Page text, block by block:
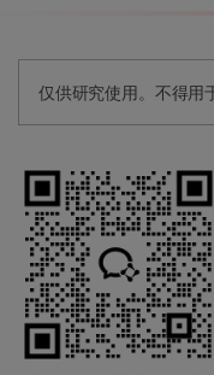
仅供研究使用。不得用